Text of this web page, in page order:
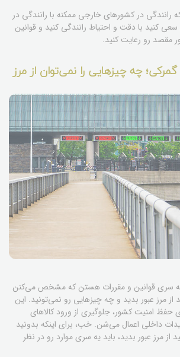
رانندگی در کشورهای خارجی ممکنه با رانندگی در
کنید با دقت و احتیاط رانندگی کنید و قوانین
مقصد رو رعایت کنید.
چه چیزهایی را نمی‌توان از مرز
سری قوانین و مقررات هستن که مشخص می‌کنن
مرز عبور بدید و چه چیزهایی رو نمی‌تونید. این
حفظ امنیت کشور، جلوگیری از ورود کالاهای
داخلی اعمال می‌شن. خب، برای اینکه بدونید
مرز عبور بدید، باید یه سری موارد رو در نظر